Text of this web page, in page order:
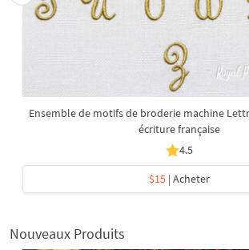
Ensemble de motifs de broderie machine
écriture française
4.5
$15 | Acheter
Nouveaux Produits